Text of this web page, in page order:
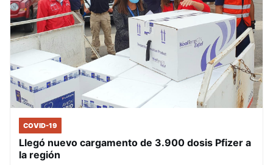
COVID-19
Llegó nuevo cargamento de 3.900 dosis Pfizer a
la región